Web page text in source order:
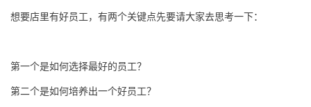
想要店里有好员工，有两个关键点先要请大家去思考一下：
第一个是如何选择最好的员工？
第二个是如何培养出一个好员工？